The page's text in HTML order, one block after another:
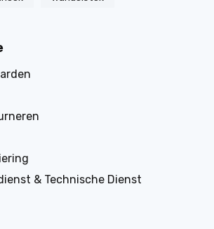
& Technische Dienst